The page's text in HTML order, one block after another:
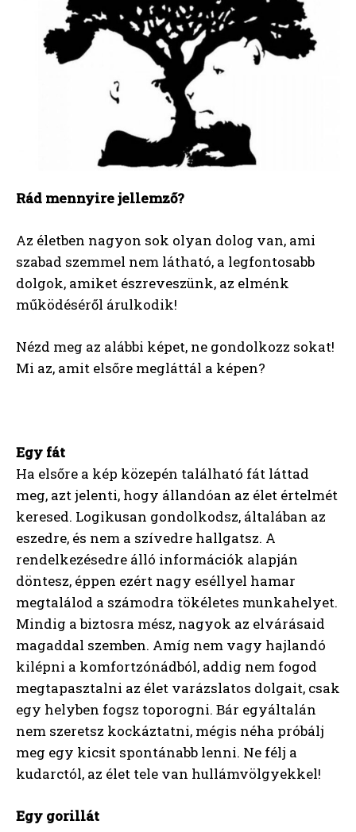
Rád mennyire jellemző?
Az életben nagyon sok olyan dolog van, ami
szabad szemmel nem látható, a legfontosabb
dolgok, amiket észreveszünk, az elménk
működéséről árulkodik!
Nézd meg az alábbi képet, ne gondolkozz sokat!
Mi az, amit elsőre megláttál a képen?
Egy fát
Ha elsőre a kép közepén található fát láttad
meg, azt jelenti, hogy állandóan az élet értelmét
keresed. Logikusan gondolkodsz, általában az
eszedre, és nem a szívedre hallgatsz. A
rendelkezésedre álló információk alapján
döntesz, éppen ezért nagy eséllyel hamar
megtalálod a számodra tökéletes munkahelyet.
Mindig a biztosra mész, nagyok az elvárásaid
magaddal szemben. Amíg nem vagy hajlandó
kilépni a komfortzónádból, addig nem fogod
megtapasztalni az élet varázslatos dolgait, csak
egy helyben fogsz toporogni. Bár egyáltalán
nem szeretsz kockáztatni, mégis néha próbálj
meg egy kicsit spontánabb lenni. Ne félj a
kudarctól, az élet tele van hullámvölgyekkel!
Egy gorillát